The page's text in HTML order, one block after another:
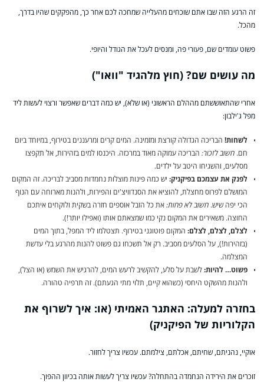
זה הרגע הזה שבו אתם שוכחים מהעלייה שמחכה לכם אחר כך, מהפקקים שהיו בדרך,
מהכל.
פשוט עומדים שם, פעורי פה, ומנסים לעכל את הגודל והיופי.
מה עושים שם? (חוץ מלהגיד "וואו")
אחרי שהתאוששתם מההלם הראשוני (או שלא), יש כמה דברים שאפשר ורצוי לעשות ליד
מפל ג'ילבון:
לשחות! הבריכה הגדולה קורצת ומזמינה. המים קרים ומרעננים בטירוף, במיוחד ביום
חם.חשוב לזכור: הבריכה עמוקה מאוד במרכזה. היכנסו למים בזהירות, אל תקפצו
מסלעים, והשגיחו היטב על ילדים.
לפנק את עצמכם בפיקניק: יש כמה פינות מוצלות נחמדות מסביב לבריכה. זה המקום
המושלם לפרוס מחצלת, להוציא את הסנדוויצ'ים והפירות, ולהנות מארוחה עם הנוף
הכי יפה שיש.חשוב לא פחות:את כל הזבל אוספים חזרה בשקית ולוקחים איתכם
החוצה. משאירים את המקום נקי כמו שמצאתם אותו (ואפילו יותר!).
לצלם, לצלם, לצלם: המקום פוטוגני בטירוף. תצטלמו ליד המפל, בתוך המים
(בזהירות!), על הסלעים מסביב. רק אל תשכחו גם פשוט להנות מהרגע בלי עדשת
המצלמה.
פשוט… להיות:לשבת על סלע, להקשיב לרעש המים, להרגיש את השמש (או הצל),
ולהנות מהשקט היחסי (כשהוא קיים, תלוי מתי הגעתם). זה תרפיה טהורה.
בחזרה למעלה: האתגר האמיתי (או: איך לשרוף את
הקלוריות של הפיקניק)
אוקיי, נהניתם, שחיתם, אכלתם, צילמתם. עכשיו צריך לחזור.
זוכרים את הירידה הנחמדה בהתחלה? עכשיו צריך לעשות אותה בכיוון ההפוך.